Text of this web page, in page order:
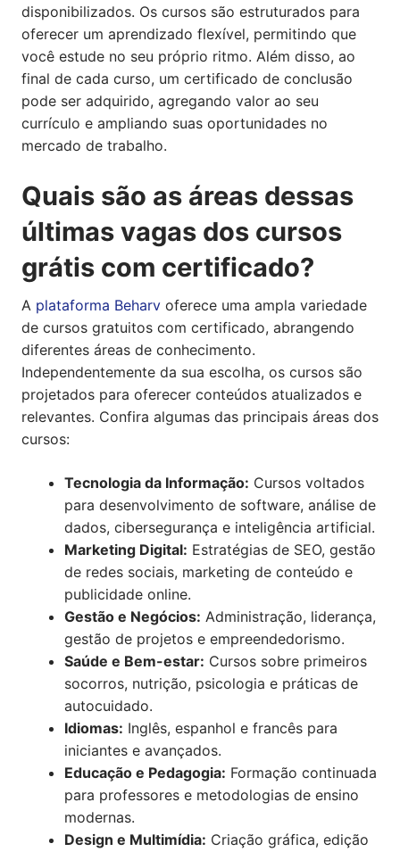
disponibilizados. Os cursos são estruturados para
oferecer um aprendizado flexível, permitindo que
você estude no seu próprio ritmo. Além disso, ao
final de cada curso, um certificado de conclusão
pode ser adquirido, agregando valor ao seu
currículo e ampliando suas oportunidades no
mercado de trabalho.
Quais são as áreas dessas
últimas vagas dos cursos
grátis com certificado?
A plataforma Beharv oferece uma ampla variedade
de cursos gratuitos com certificado, abrangendo
diferentes áreas de conhecimento.
Independentemente da sua escolha, os cursos são
projetados para oferecer conteúdos atualizados e
relevantes. Confira algumas das principais áreas dos
cursos:
Tecnologia da Informação: Cursos voltados
para desenvolvimento de software, análise de
dados, cibersegurança e inteligência artificial.
Marketing Digital: Estratégias de SEO, gestão
de redes sociais, marketing de conteúdo e
publicidade online.
Gestão e Negócios: Administração, liderança,
gestão de projetos e empreendedorismo.
Saúde e Bem-estar: Cursos sobre primeiros
socorros, nutrição, psicologia e práticas de
autocuidado.
Idiomas: Inglês, espanhol e francês para
iniciantes e avançados.
Educação e Pedagogia: Formação continuada
para professores e metodologias de ensino
modernas.
Design e Multimídia: Criação gráfica, edição